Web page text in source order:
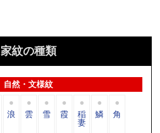
家紋の種類
自然・文様紋
浪 雲 雪 霞 稲
妻
鱗 角